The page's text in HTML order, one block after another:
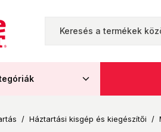
/ Háztartási kisgép és kiegészítői /